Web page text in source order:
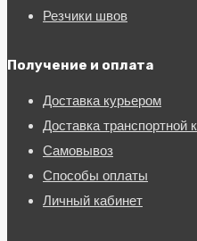
Резчики швов
Получение и оплата
Доставка курьером
Доставка транспортной
Самовывоз
Способы оплаты
Личный кабинет